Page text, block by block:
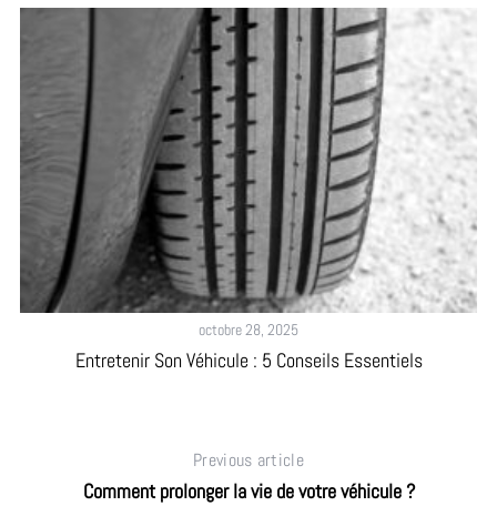
octobre 28, 2025
Entretenir Son Véhicule : 5 Conseils Essentiels
Previous article
Comment prolonger la vie de votre véhicule ?